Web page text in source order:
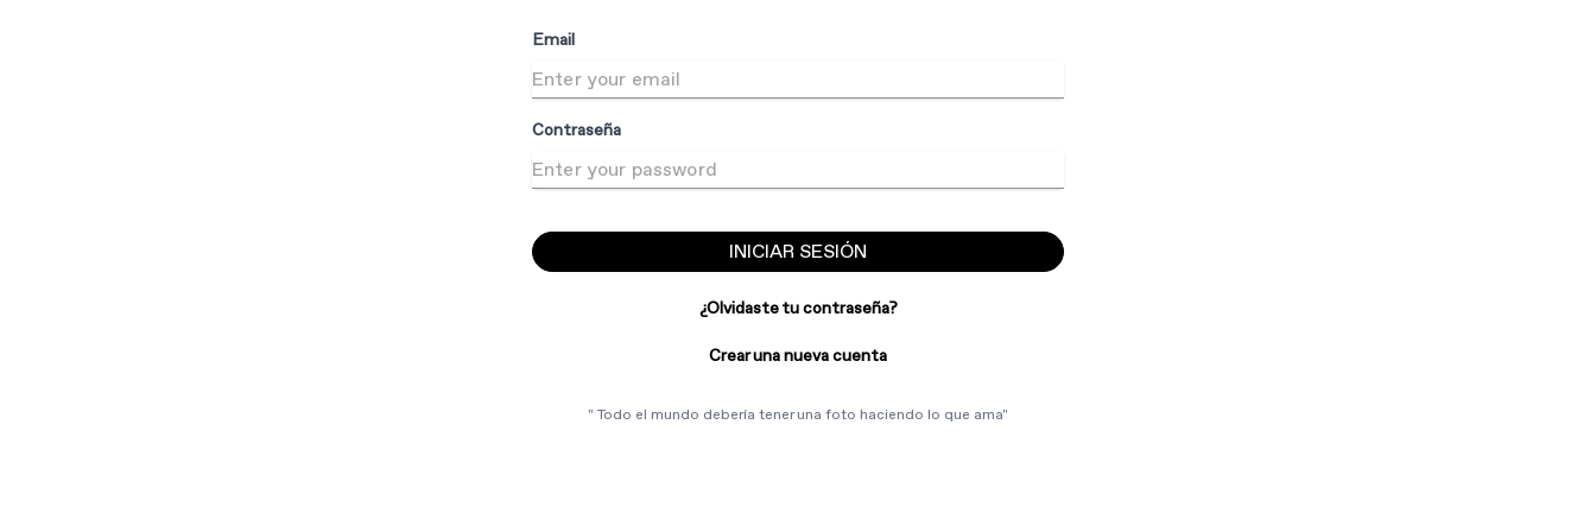
Email
Contraseña
INICIAR SESIÓN
¿Olvidaste tu contraseña?
Crear una nueva cuenta
" Todo el mundo debería tener una foto haciendo lo que ama"